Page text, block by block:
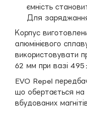
ємність
Для
Корпус
алюмінієвого
використовувати
62 мм при вазі
EVO Repel
що обертається
вбудованих